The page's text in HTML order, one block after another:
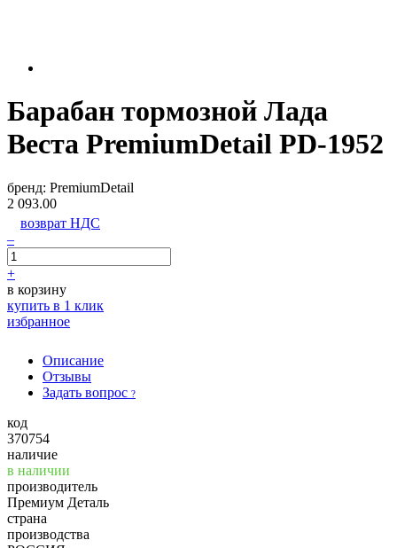
Барабан тормозной Лада
Веста PremiumDetail PD-1952
бренд: PremiumDetail
2 093.00
возврат НДС
–
+
в корзину
купить в 1 клик
избранное
Описание
Отзывы
Задать вопрос ?
код
370754
наличие
в наличии
производитель
Премиум Деталь
страна
производства